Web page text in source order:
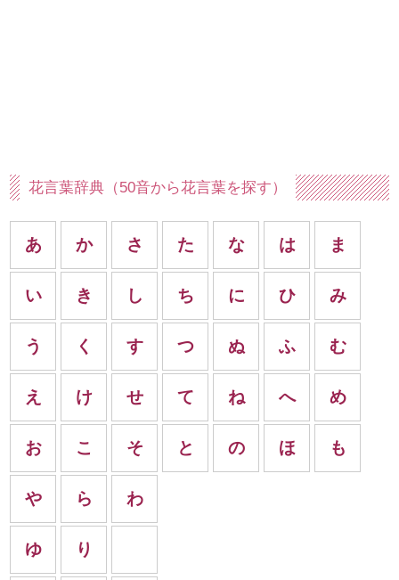
花言葉辞典（50音から花言葉を探す）
あ
い
う
え
お
か
き
く
け
こ
さ
し
す
せ
そ
た
ち
つ
て
と
な
に
ぬ
ね
の
は
ひ
ふ
へ
ほ
ま
み
む
め
も
や
ゆ
ら
り
わ